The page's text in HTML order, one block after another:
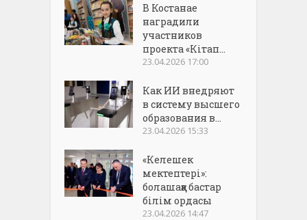
В Костанае
наградили
участников
проекта «Кітап...
23.04.2026 17:00
Как ИИ внедряют
в систему высшего
образования в...
23.04.2026 15:33
«Келешек
мектептері»:
болашаққа бастар
білім ордасы
23.04.2026 14:47